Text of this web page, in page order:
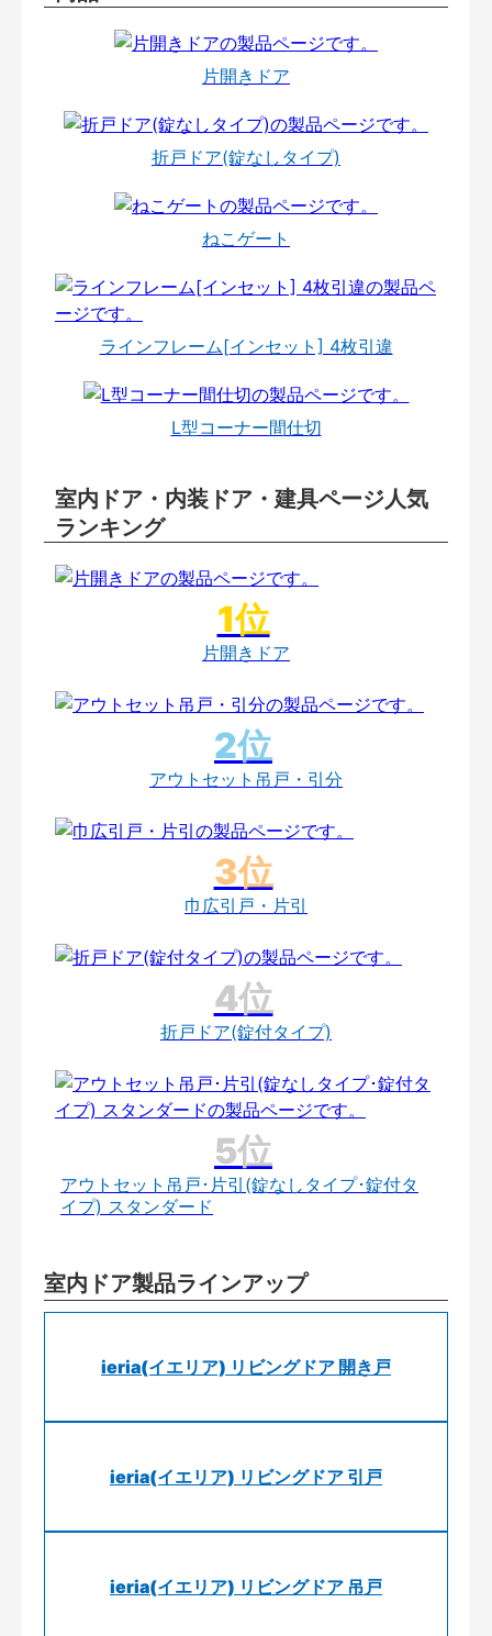
片開きドア
折戸ドア(錠なしタイプ)
ねこゲート
ラインフレーム[インセット] 4枚引違
L型コーナー間仕切
室内ドア・内装ドア・建具ページ人気
ランキング
片開きドア
アウトセット吊戸・引分
巾広引戸・片引
折戸ドア(錠付タイプ)
アウトセット吊戸･片引(錠なしタイプ･錠付タ
イプ) スタンダード
室内ドア製品ラインアップ
ieria(イエリア) リビングドア 開き戸
ieria(イエリア) リビングドア 引戸
ieria(イエリア) リビングドア 吊戸